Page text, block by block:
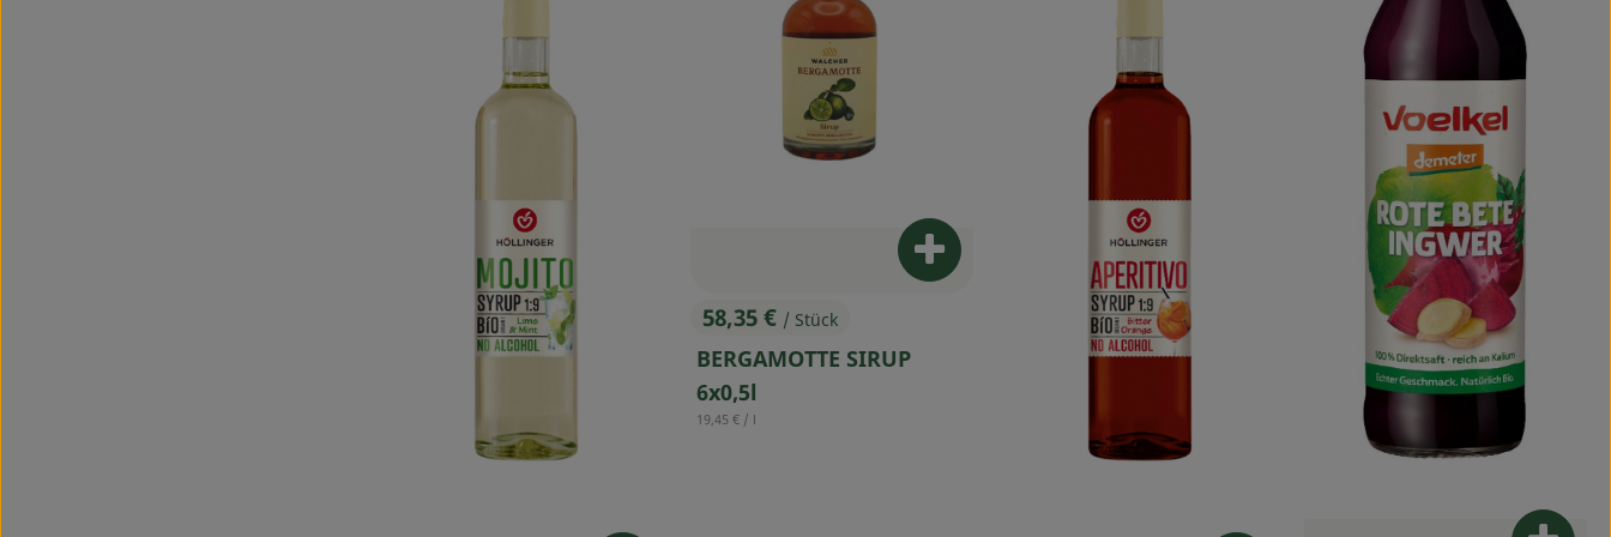
, Preis:
58,35 € / Stück
BERGAMOTTE SIRUP
6x0,5l
, Referenzpreis:
19,45 € / l
Produkt zum Warenkorb hinzufügen